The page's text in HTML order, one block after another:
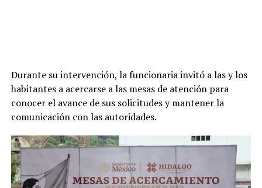
Durante su intervención, la funcionaria invitó a las y los
habitantes a acercarse a las mesas de atención para
conocer el avance de sus solicitudes y mantener la
comunicación con las autoridades.